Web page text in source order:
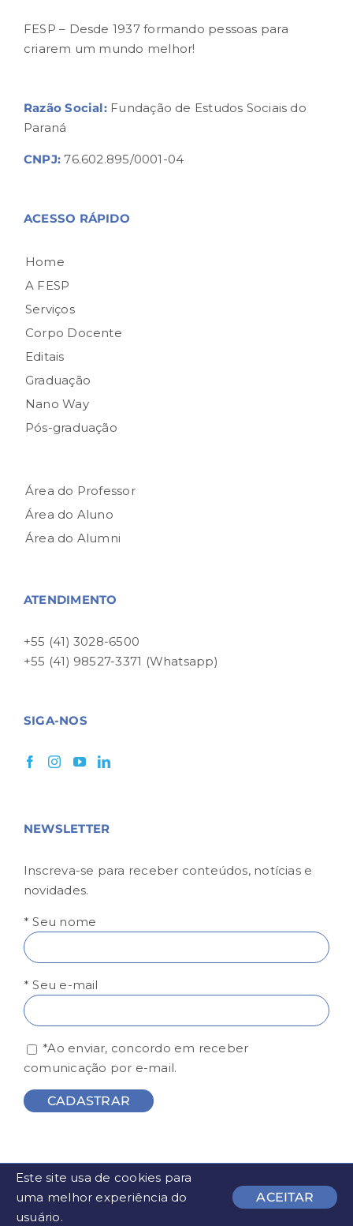
FESP – Desde 1937 formando pessoas para
criarem um mundo melhor!
Razão Social:Fundação de Estudos Sociais do
Paraná
CNPJ: 76.602.895/0001-04
ACESSO RÁPIDO
Home
A FESP
Serviços
Corpo Docente
Editais
Graduação
Nano Way
Pós-graduação
Área do Professor
Área do Aluno
Área do Alumni
ATENDIMENTO
+55 (41) 3028-6500
+55 (41) 98527-3371 (Whatsapp)
SIGA-NOS
NEWSLETTER
Inscreva-se para receber conteúdos, notícias e
novidades.
* Seu nome
* Seu e-mail
*Ao enviar, concordo em receber
comunicação por e-mail.
© FESP - Todos os direitos reservados | Desenvolvido por
Este site usa de cookies para
uma melhor experiência do
usuário.
ACEITAR